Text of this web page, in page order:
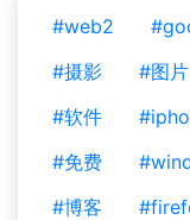
#web2
#摄影
#图片
#软件
#免费
#博客